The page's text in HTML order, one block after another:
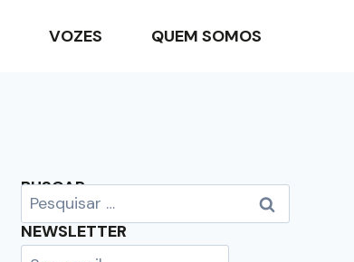
VOZES QUEM SOMOS
BUSCAR
NEWSLETTER